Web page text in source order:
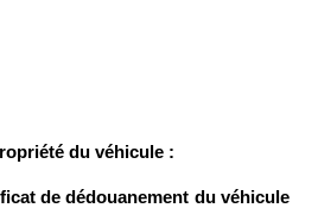
du véhicule :
de dédouanement du véhicule